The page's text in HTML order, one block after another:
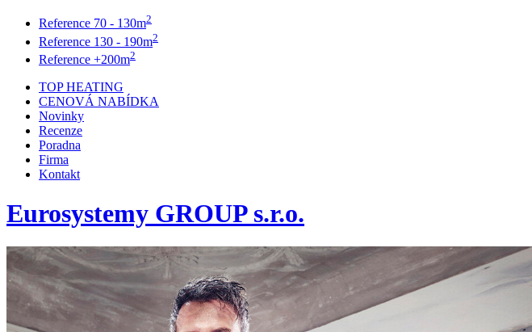
Reference 70 - 130m2
Reference 130 - 190m2
Reference +200m2
TOP HEATING
CENOVÁ NABÍDKA
Novinky
Recenze
Poradna
Firma
Kontakt
Eurosystemy GROUP s.r.o.